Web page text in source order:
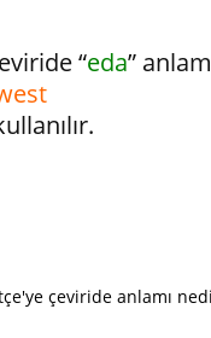
“eda”
çeviride anlamı